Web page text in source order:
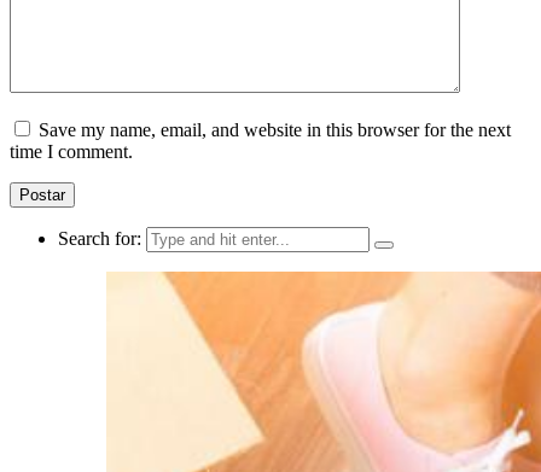
Save my name, email, and website in this browser for the next
time I comment.
Search for: